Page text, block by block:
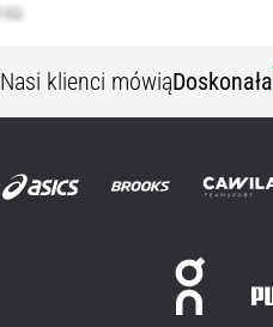
Nasi klienci mówiąDoskonała